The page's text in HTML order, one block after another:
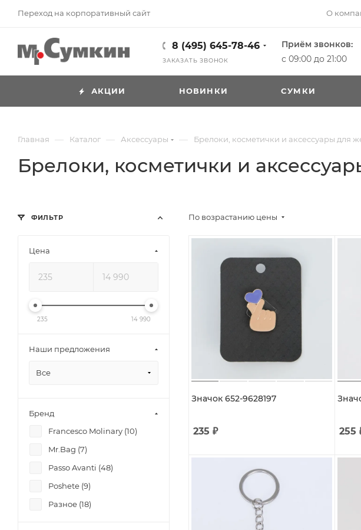
Переход на корпоративный сайт О
8 (495) 645-78-46
ЗАКАЗАТЬ ЗВОНОК
Приём звонков:
с 09:00 до 21:00
АКЦИИ НОВИНКИ CУМКИ
Главная — Каталог — Аксессуары — Брелоки, косметички и аксессуары для
Брелоки, косметички и
По возрастанию цены
Значок 652-9628197
235 ₽ 255
ФИЛЬТР
Цена
235 14 990
Наши предложения
Все
Бренд
Francesco Molinary (10)
Mr.Bag (7)
Passo Avanti (48)
Poshete (9)
Разное (18)